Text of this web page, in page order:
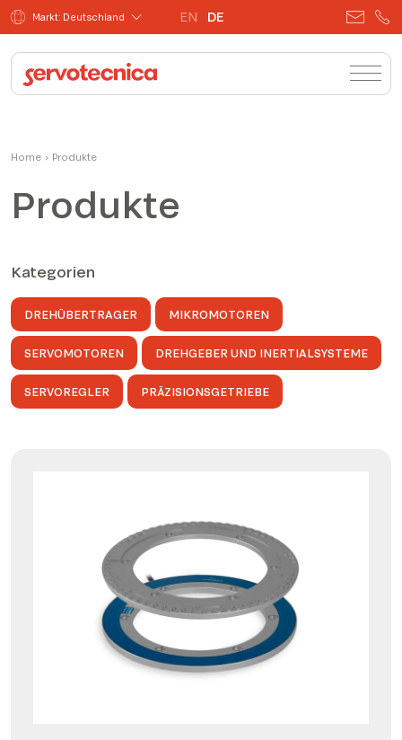
Markt: Deutschland EN DE
Home › Produkte
Produkte
Kategorien
DREHÜBERTRAGER MIKROMOTOREN
SERVOMOTOREN DREHGEBER UND INERTIALSYSTEME
SERVOREGLER PRÄZISIONSGETRIEBE